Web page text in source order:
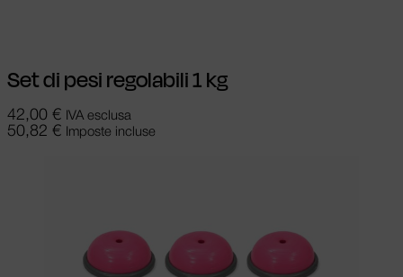
Set di pesi regolabili 1 kg
42,00 € IVA esclusa
50,82 € Imposte incluse